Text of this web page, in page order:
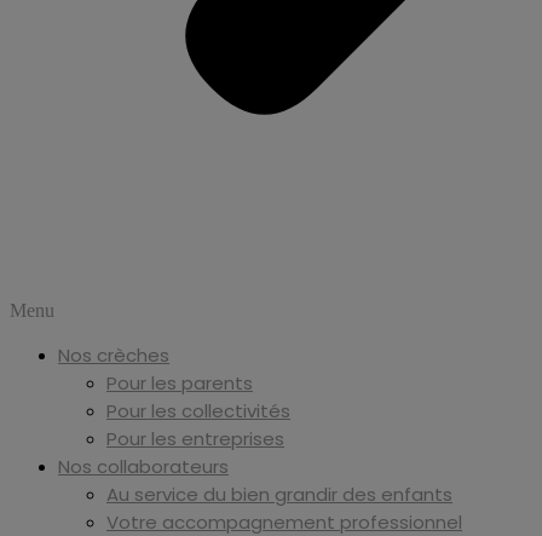
Menu
Nos crèches
Pour les parents
Pour les collectivités
Pour les entreprises
Nos collaborateurs
Au service du bien grandir des enfants
Votre accompagnement professionnel